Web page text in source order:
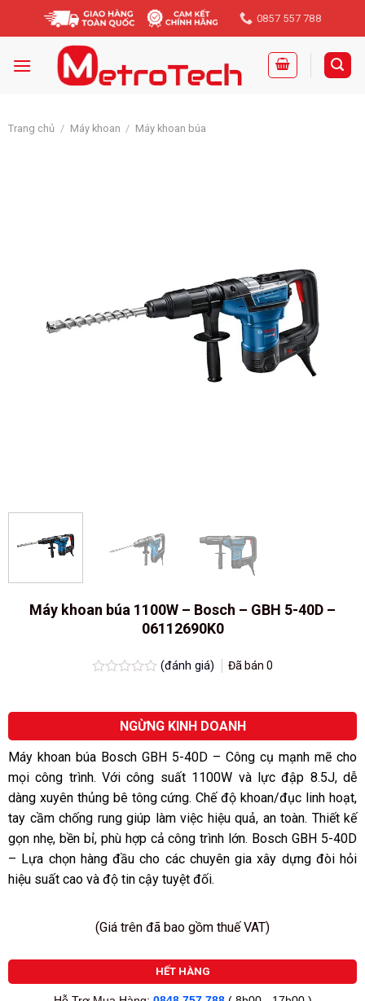
0857 557 788
Trang chủ / Máy khoan / Máy khoan búa
Máy khoan búa 1100W – Bosch – GBH 5-40D –
06112690K0
hạng
5
sao
(đánh giá) Đã bán0
NGỪNG KINH DOANH
Máy khoan búa Bosch GBH 5-40D – Công cụ mạnh mẽ cho
mọi công trình. Với công suất 1100W và lực đập 8.5J, dễ
dàng xuyên thủng bê tông cứng. Chế độ khoan/đục linh hoạt,
tay cầm chống rung giúp làm việc hiệu quả, an toàn. Thiết kế
gọn nhẹ, bền bỉ, phù hợp cả công trình lớn. Bosch GBH 5-40D
– Lựa chọn hàng đầu cho các chuyên gia xây dựng đòi hỏi
hiệu suất cao và độ tin cậy tuyệt đối.
(Giá trên đã bao gồm thuế VAT)
HẾT HÀNG